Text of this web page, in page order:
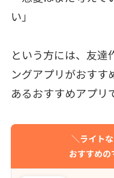
い」
という方には、友達
ングアプリがおすす
あるおすすめアプリ
＼ライト
おすすめ